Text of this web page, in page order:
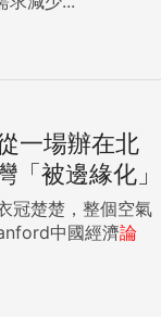
一場辦在北
「被邊緣化」
冠楚楚，整個空氣
中國經濟論